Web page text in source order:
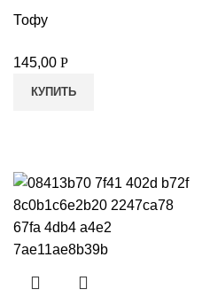
Тофу
145,00 Р
КУПИТЬ